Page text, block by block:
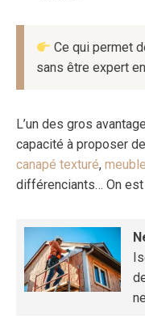
Ce qui permet
sans être expert
L’un des gros
capacité à proposer
canapé texturé,
différenciants… On